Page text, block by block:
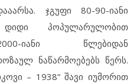
ჯგუფი 80-90-იანი
პოპულარულობით
იანი წლებიდან
ნაწარმოებებს წერს.
– 1938“ შავი იუმორით